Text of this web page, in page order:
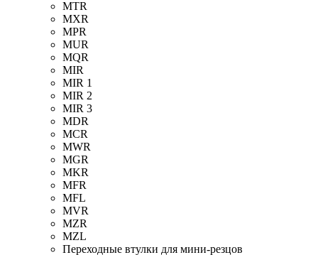
MTR
MXR
MPR
MUR
MQR
MIR
MIR 1
MIR 2
MIR 3
MDR
MCR
MWR
MGR
MKR
MFR
MFL
MVR
MZR
MZL
Переходные втулки для мини-резцов